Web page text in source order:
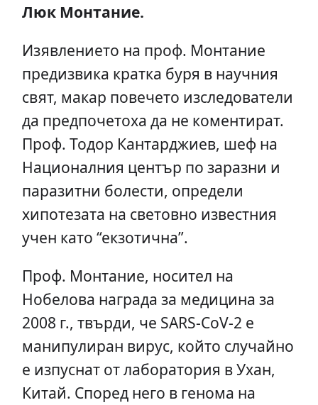
Люк Монтание.
Изявлението на проф. Монтание
предизвика кратка буря в научния
свят, макар повечето изследователи
да предпочетоха да не коментират.
Проф. Тодор Кантарджиев, шеф на
Националния център по заразни и
паразитни болести, определи
хипотезата на световно известния
учен като “екзотична”.
Проф. Монтание, носител на
Нобелова награда за медицина за
2008 г., твърди, че SARS-CoV-2 е
манипулиран вирус, който случайно
е изпуснат от лаборатория в Ухан,
Китай. Според него в генома на